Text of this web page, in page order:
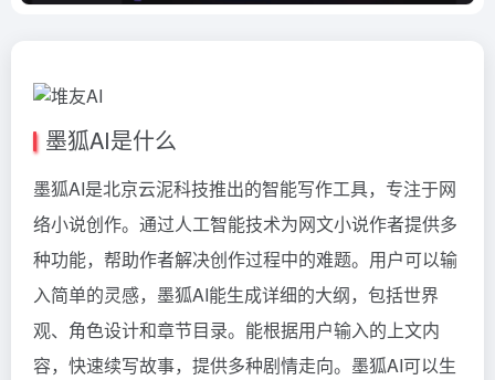
墨狐AI是什么
墨狐AI是北京云泥科技推出的智能写作工具，专注于网
络小说创作。通过人工智能技术为网文小说作者提供多
种功能，帮助作者解决创作过程中的难题。用户可以输
入简单的灵感，墨狐AI能生成详细的大纲，包括世界
观、角色设计和章节目录。能根据用户输入的上文内
容，快速续写故事，提供多种剧情走向。墨狐AI可以生